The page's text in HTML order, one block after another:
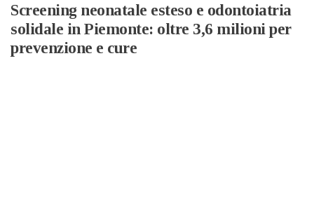
Screening neonatale esteso e odontoiatria
solidale in Piemonte: oltre 3,6 milioni per
prevenzione e cure